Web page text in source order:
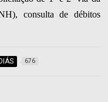
consulta de débitos
676